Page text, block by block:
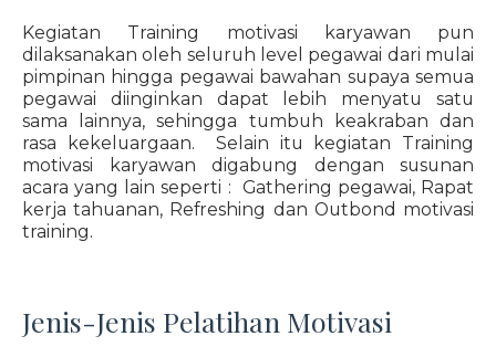
Kegiatan Training motivasi karyawan pun
dilaksanakan oleh seluruh level pegawai dari mulai
pimpinan hingga pegawai bawahan supaya semua
pegawai diinginkan dapat lebih menyatu satu
sama lainnya, sehingga tumbuh keakraban dan
rasa kekeluargaan. Selain itu kegiatan Training
motivasi karyawan digabung dengan susunan
acara yang lain seperti : Gathering pegawai, Rapat
kerja tahuanan, Refreshing dan Outbond motivasi
training.
Jenis-Jenis Pelatihan Motivasi